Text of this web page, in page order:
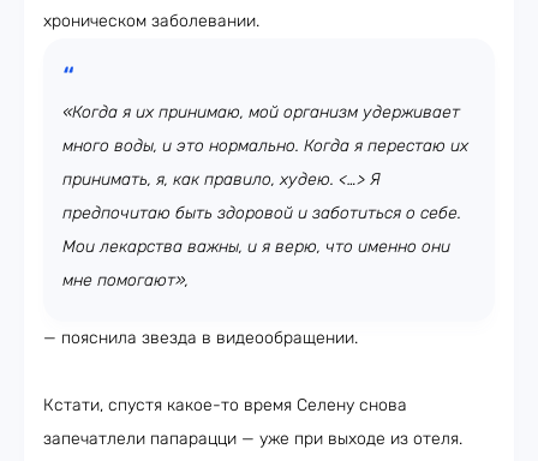
хроническом заболевании.
«Когда я их принимаю, мой организм удерживает
много воды, и это нормально. Когда я перестаю их
принимать, я, как правило, худею. <…> Я
предпочитаю быть здоровой и заботиться о себе.
Мои лекарства важны, и я верю, что именно они
мне помогают»,
— пояснила звезда в видеообращении.
Кстати, спустя какое-то время Селену снова
запечатлели папарацци — уже при выходе из отеля.